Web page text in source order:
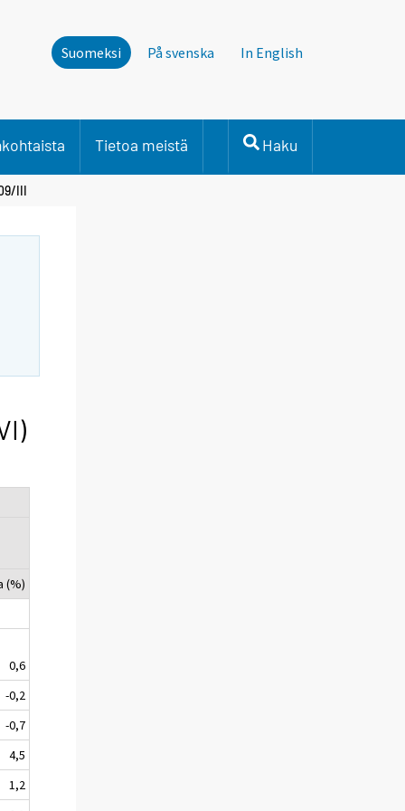
Suomeksi På svenska In English
Tietoa meistä Haku
III
(%)
0,6
-0,2
-0,7
4,5
1,2